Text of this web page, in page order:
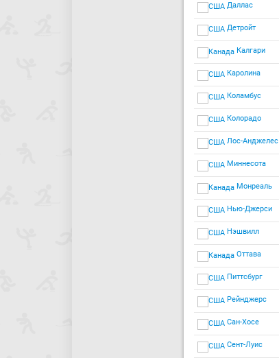
Даллас
Детройт
Калгари
Каролина
Коламбус
Колорадо
Лос-Анджелес
Миннесота
Монреаль
Нью-Джерси
Нэшвилл
Оттава
Питтсбург
Рейнджерс
Сан-Хосе
Сент-Луис